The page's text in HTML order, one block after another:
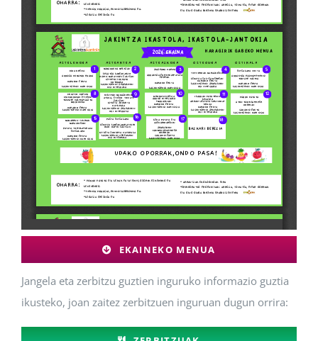
EKAINEKO MENUA
Jangela eta zerbitzu guztien inguruko informazio guztia
ikusteko, joan zaitez zerbitzuen inguruan dugun orrira: